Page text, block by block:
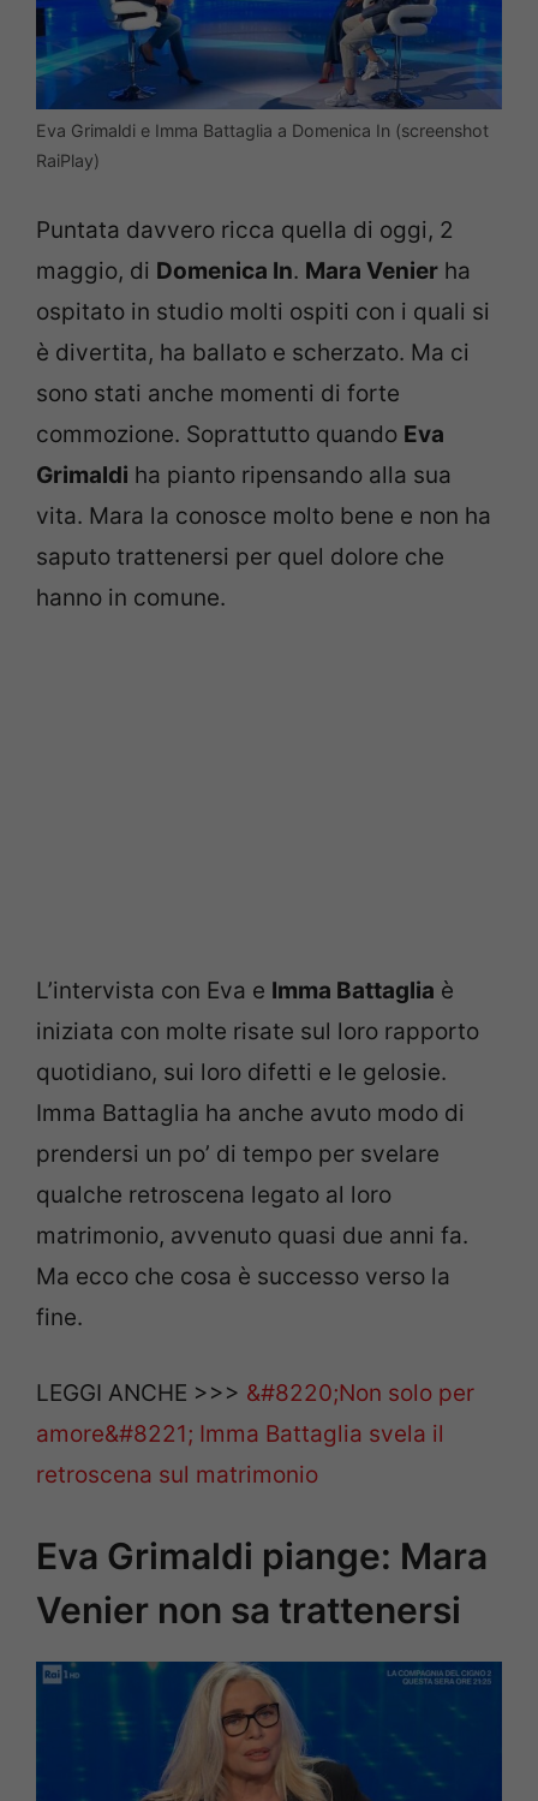
Eva Grimaldi e Imma Battaglia a Domenica In (screenshot
RaiPlay)
Puntata davvero ricca quella di oggi, 2
maggio, di Domenica In. Mara Venier ha
ospitato in studio molti ospiti con i quali si
è divertita, ha ballato e scherzato. Ma ci
sono stati anche momenti di forte
commozione. Soprattutto quando Eva
Grimaldi ha pianto ripensando alla sua
vita. Mara la conosce molto bene e non ha
saputo trattenersi per quel dolore che
hanno in comune.
L’intervista con Eva e Imma Battaglia è
iniziata con molte risate sul loro rapporto
quotidiano, sui loro difetti e le gelosie.
Imma Battaglia ha anche avuto modo di
prendersi un po’ di tempo per svelare
qualche retroscena legato al loro
matrimonio, avvenuto quasi due anni fa.
Ma ecco che cosa è successo verso la
fine.
LEGGI ANCHE >>> &#8220;Non solo per
amore&#8221; Imma Battaglia svela il
retroscena sul matrimonio
Eva Grimaldi piange: Mara
Venier non sa trattenersi